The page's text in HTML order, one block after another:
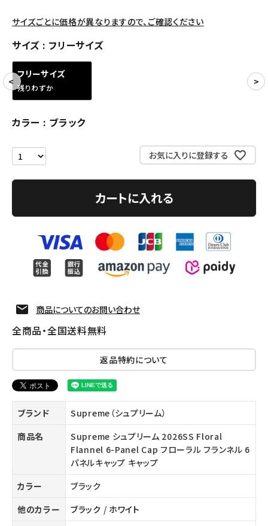
SEASON
CONTENTS
ACCOUNT MENU
Follow us
サイズごとに価格が異なりますので、ご確認ください
サイズ フリーサイズ
フリーサイズ
残りわずか
カラー ブラック
お気に入りに登録する
カートに入れる
商品についてのお問い合わせ
全商品・全国送料無料
返品特約について
ブランド
Supreme（シュプリーム）
商品名
Supreme シュプリーム 2026SS Floral
Flannel 6-Panel Cap フローラル フランネル 6
パネルキャップ キャップ
カラー
ブラック
他のカラー
ブラック / ホワイト